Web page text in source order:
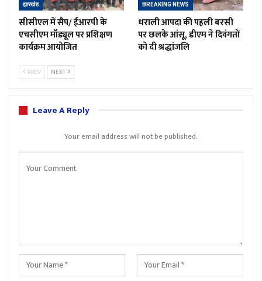
झारखंड
सीसीएल में सैप/ ईआरपी के
एचसीएम मॉड्यूल पर प्रशिक्षण
कार्यक्रम आयोजित
BREAKING NEWS
धराली आपदा की पहली बरसी
पर छलके आंसू, डीएम ने दिवंगतों
को दी श्रद्धांजलि
PREV NEXT
Leave A Reply
Your email address will not be published.